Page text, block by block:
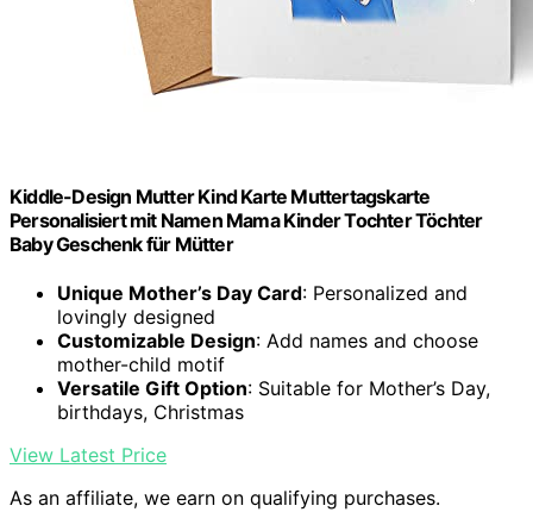
Kiddle-Design Mutter Kind Karte Muttertagskarte
Personalisiert mit Namen Mama Kinder Tochter Töchter
Baby Geschenk für Mütter
Unique Mother’s Day Card: Personalized and
lovingly designed
Customizable Design: Add names and choose
mother-child motif
Versatile Gift Option: Suitable for Mother’s Day,
birthdays, Christmas
View Latest Price
As an affiliate, we earn on qualifying purchases.